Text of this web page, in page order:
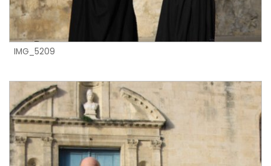
IMG_5209